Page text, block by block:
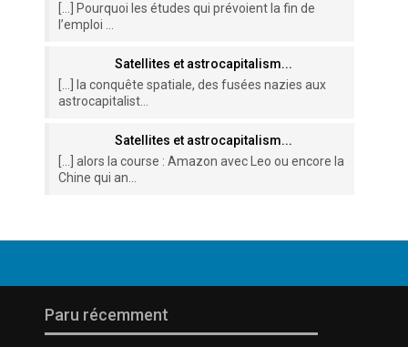
[…] Pourquoi les études qui prévoient la fin de
l’emploi ...
Satellites et astrocapitalism...
[…] la conquête spatiale, des fusées nazies aux
astrocapitalist...
Satellites et astrocapitalism...
[…] alors la course : Amazon avec Leo ou encore la
Chine qui an...
Paru récemment